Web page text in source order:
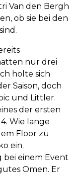
Van den Bergh
ob sie bei den
nur drei
holte sich
Saison, doch
und Littler.
der ersten
Wie lange
Floor zu
ein.
bei einem Event
Omen. Er